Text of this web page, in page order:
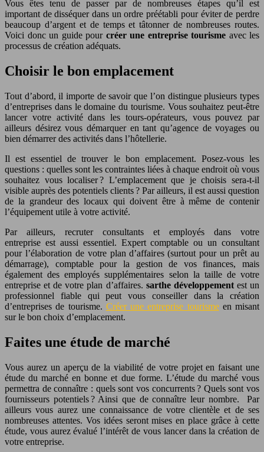
Vous êtes tenu de passer par de nombreuses étapes qu’il est
important de disséquer dans un ordre préétabli pour éviter de perdre
beaucoup d’argent et de temps et tâtonner de nombreuses routes.
Voici donc un guide pour créer une entreprise tourisme avec les
processus de création adéquats.
Choisir le bon emplacement
Tout d’abord, il importe de savoir que l’on distingue plusieurs types
d’entreprises dans le domaine du tourisme. Vous souhaitez peut-être
lancer votre activité dans les tours-opérateurs, vous pouvez par
ailleurs désirez vous démarquer en tant qu’agence de voyages ou
bien démarrer des activités dans l’hôtellerie.
Il est essentiel de trouver le bon emplacement. Posez-vous les
questions : quelles sont les contraintes liées à chaque endroit où vous
souhaitez vous localiser ? L’emplacement que je choisis sera-t-il
visible auprès des potentiels clients ? Par ailleurs, il est aussi question
de la grandeur des locaux qui doivent être à même de contenir
l’équipement utile à votre activité.
Par ailleurs, recruter consultants et employés dans votre
entreprise est aussi essentiel. Expert comptable ou un consultant
pour l’élaboration de votre plan d’affaires (surtout pour un prêt au
démarrage), comptable pour la gestion de vos finances, mais
également des employés supplémentaires selon la taille de votre
entreprise et de votre plan d’affaires. sarthe développement est un
professionnel fiable qui peut vous conseiller dans la création
d’entreprises de tourisme. Créer une entreprise tourismeen misant
sur le bon choix d’emplacement.
Faites une étude de marché
Vous aurez un aperçu de la viabilité de votre projet en faisant une
étude du marché en bonne et due forme. L’étude du marché vous
permettra de connaître : quels sont vos concurrents ? Quels sont vos
fournisseurs potentiels ? Ainsi que de connaître leur nombre. Par
ailleurs vous aurez une connaissance de votre clientèle et de ses
nombreuses attentes. Vos idées seront mises en place grâce à cette
étude, vous aurez évalué l’intérêt de vous lancer dans la création de
votre entreprise.